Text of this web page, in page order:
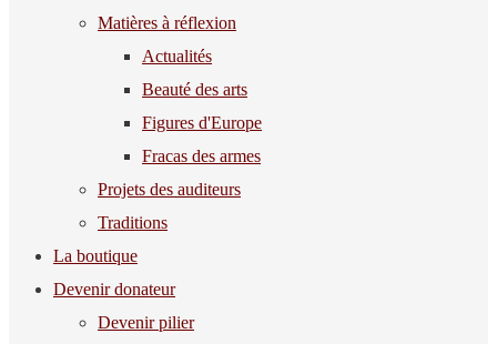
Matières à réflexion
Actualités
Beauté des arts
Figures d'Europe
Fracas des armes
Projets des auditeurs
Traditions
La boutique
Devenir donateur
Devenir pilier